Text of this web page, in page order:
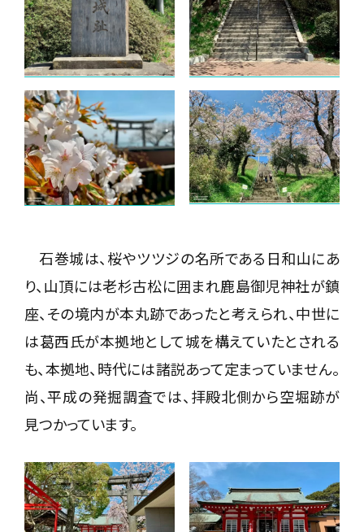
石巻城は、桜やツツジの名所である日和山にあ
り、山頂には老杉古松に囲まれ鹿島御児神社が鎮
座、その境内が本丸跡であったと考えられ、中世に
は葛西氏が本拠地として城を構えていたとされる
も、本拠地、時代には諸説あって定まっていません。
尚、平成の発掘調査では、拝殿北側から空堀跡が
見つかっています。